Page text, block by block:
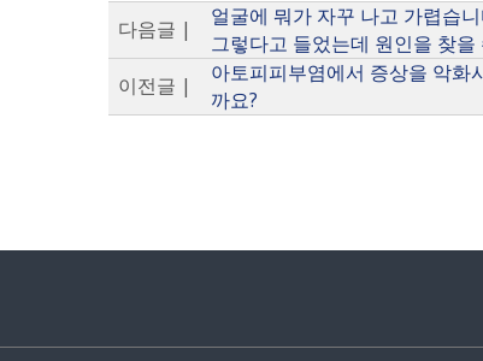
다음글 |
얼굴에 뭐가 자꾸 나고 가렵습
그렇다고 들었는데 원인을 찾을
이전글 |
아토피피부염에서 증상을 악화
까요?